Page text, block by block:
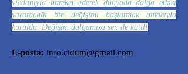
vicdanıyla hareket ederek dünyada dalga etkisi
yaratacağı bir değişimi başlatmak amacıyla
kuruldu. Değişim dalgamıza sen de katıl!
E-posta: info.cidum@gmail.com